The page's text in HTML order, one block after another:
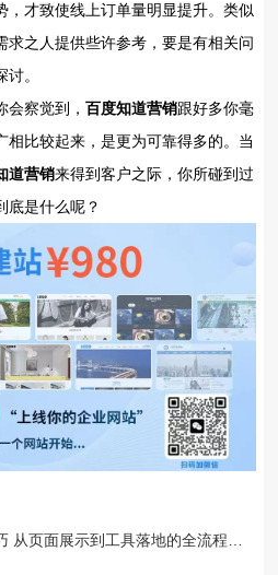
，才致使线上订单量明显提升。类似
求之人提供些许参考，要是有相关问
。
察觉到， 百度知道营销跟好多你毫
相比较起来，是更为可靠得多的。当
道营销来得到客户之际，你所碰到过
底是什么呢？